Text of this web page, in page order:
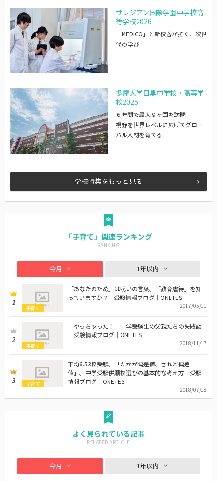
サレジアン国際学園中学校高
等学校2026
「MEDICO」と新校舎が拓く、次世
代の学び
多摩大学目黒中学校・高等学
校2025
６年間で最大９ヶ国を訪問
視野を世界レベルに広げてグロー
バル人材を育てる
学校特集をもっと見る
「子育て」関連ランキング
今月 1年以内
1
子育て
「あなたのため」は呪いの言葉。「教育虐待」を知
っていますか？｜受験情報ブログ｜ONETES
2017/05/11
2
子育て
「やっちゃった！」中学受験生の父親たちの失敗談
｜受験情報ブログ｜ONETES
2018/11/17
3 子育て
平均6.53校受験。「たかが偏差値、されど偏差
値」。中学受験併願校選びの基本的な考え方｜受験
情報ブログ｜ONETES
2018/07/18
よく見られている記事
今月 1年以内